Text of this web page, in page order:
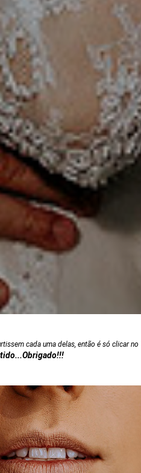
cada uma delas, então é só clicar no